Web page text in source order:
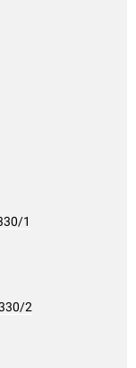
1
2